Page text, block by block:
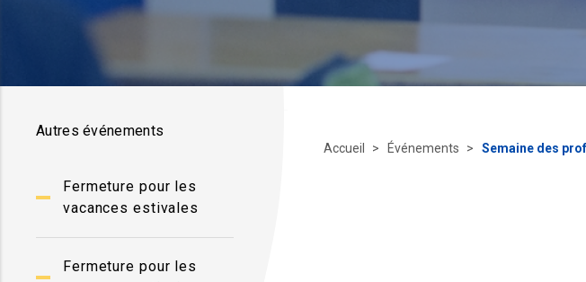
Autres événements
Fermeture pour les
vacances estivales
Fermeture pour les
Accueil Événements Semaine des